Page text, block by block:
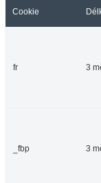
Cookie
fr 3
_fbp 3